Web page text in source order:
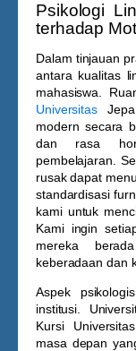
Psikologi
terhadap
Dalam tinjauan
antara kualitas
mahasiswa.
Universitas
modern secara
dan rasa
pembelajaran.
rusak dapat
standardisasi
kami untuk
Kami ingin
mereka
keberadaan dan
Aspek
institusi.
Kursi
masa depan